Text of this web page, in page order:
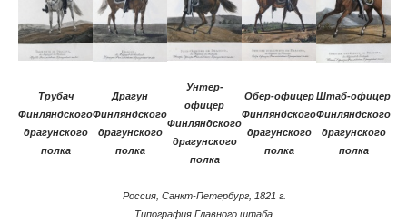
Трубач
Финляндского
драгунского
полка
Драгун
Финляндского
драгунского
полка
Унтер-
офицер
Финляндского
драгунского
полка
Обер-офицер
Финляндского
драгунского
полка
Штаб-офицер
Финляндского
драгунского
полка
Россия, Санкт-Петербург, 1821 г.
Типография Главного штаба.